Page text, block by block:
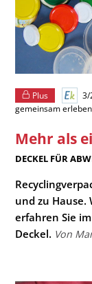
Plus
3/
gemeinsam erleben
Mehr als
:
DECKEL FÜR
und zu Hause.
erfahren Sie
Deckel. Von